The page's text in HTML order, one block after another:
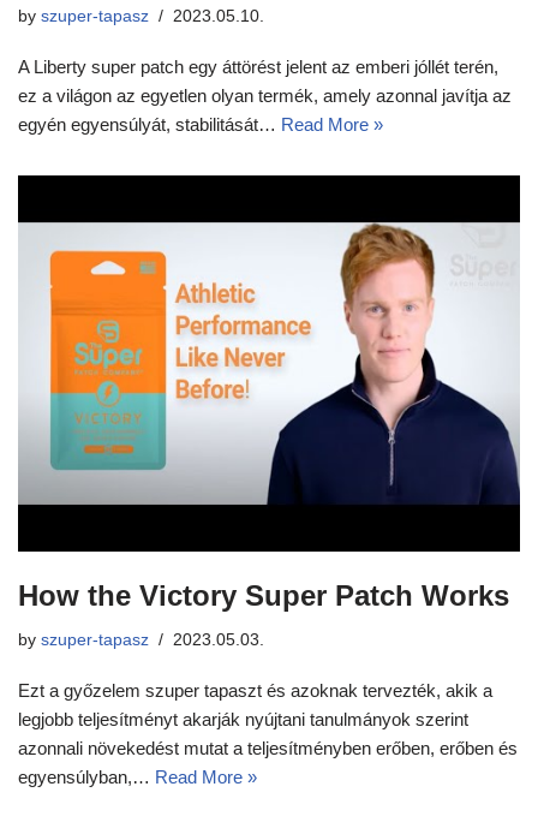
by szuper-tapasz 2023.05.10.
A Liberty super patch egy áttörést jelent az emberi jóllét terén,
ez a világon az egyetlen olyan termék, amely azonnal javítja az
egyén egyensúlyát, stabilitását… Read More »
How the Victory Super Patch Works
by szuper-tapasz 2023.05.03.
Ezt a győzelem szuper tapaszt és azoknak tervezték, akik a
legjobb teljesítményt akarják nyújtani tanulmányok szerint
azonnali növekedést mutat a teljesítményben erőben, erőben és
egyensúlyban,… Read More »